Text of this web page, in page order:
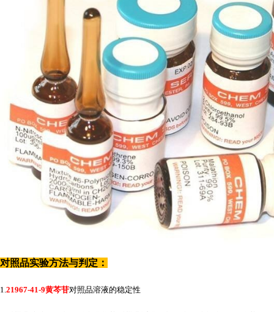
对照品实验方法与判定：
1.21967-41-9黄芩苷对照品溶液的稳定性